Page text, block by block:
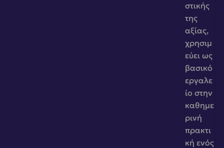
στικής
της
αξίας,
χρησιμ
εύει ως
βασικό
εργαλε
ίο στην
καθημε
ρινή
πρακτι
κή ενός